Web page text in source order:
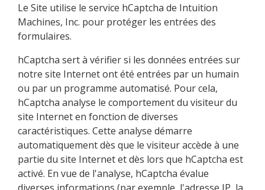
Le Site utilise le service hCaptcha de Intuition
Machines, Inc. pour protéger les entrées des
formulaires.
hCaptcha sert à vérifier si les données entrées sur
notre site Internet ont été entrées par un humain
ou par un programme automatisé. Pour cela,
hCaptcha analyse le comportement du visiteur du
site Internet en fonction de diverses
caractéristiques. Cette analyse démarre
automatiquement dès que le visiteur accède à une
partie du site Internet et dès lors que hCaptcha est
activé. En vue de l'analyse, hCaptcha évalue
diverses informations (par exemple, l'adresse IP, la